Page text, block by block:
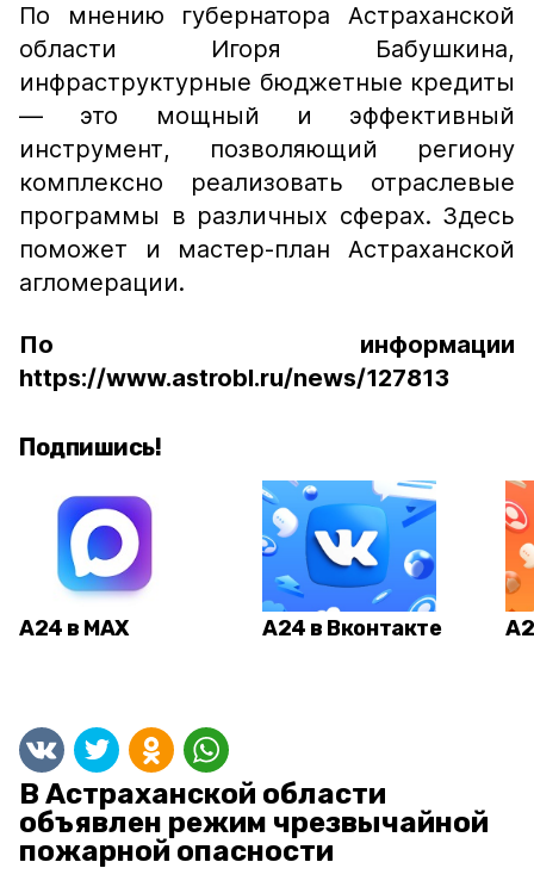
По мнению губернатора Астраханской
области Игоря Бабушкина,
инфраструктурные бюджетные кредиты
— это мощный и эффективный
инструмент, позволяющий региону
комплексно реализовать отраслевые
программы в различных сферах. Здесь
поможет и мастер-план Астраханской
агломерации.
По информации
https://www.astrobl.ru/news/127813
Подпишись!
А24 в MAX А24 в Вконтакте
В Астраханской области
объявлен режим чрезвычайной
пожарной опасности